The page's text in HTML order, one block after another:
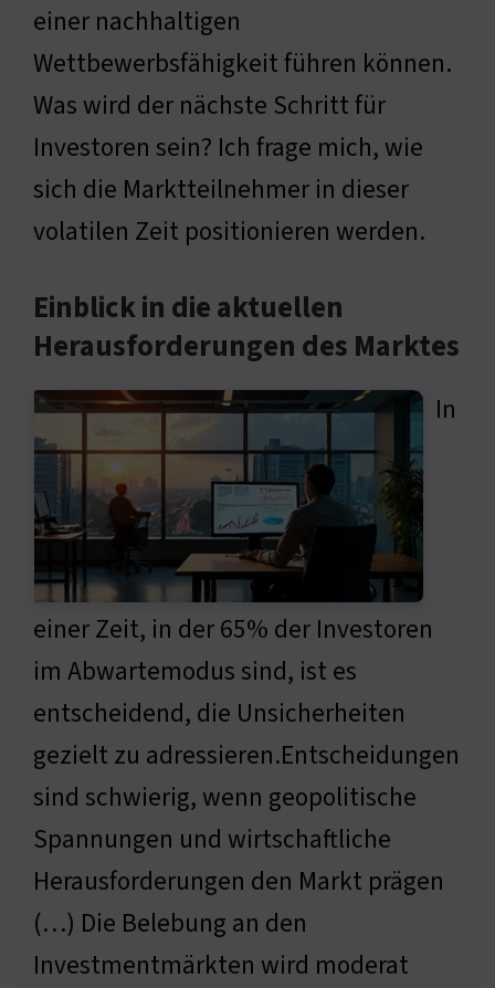
einer nachhaltigen
Wettbewerbsfähigkeit führen können.
Was wird der nächste Schritt für
Investoren sein? Ich frage mich, wie
sich die Marktteilnehmer in dieser
volatilen Zeit positionieren werden.
Einblick in die aktuellen
Herausforderungen des Marktes
In
einer Zeit, in der 65% der Investoren
im Abwartemodus sind, ist es
entscheidend, die Unsicherheiten
gezielt zu adressieren.Entscheidungen
sind schwierig, wenn geopolitische
Spannungen und wirtschaftliche
Herausforderungen den Markt prägen
(…) Die Belebung an den
Investmentmärkten wird moderat